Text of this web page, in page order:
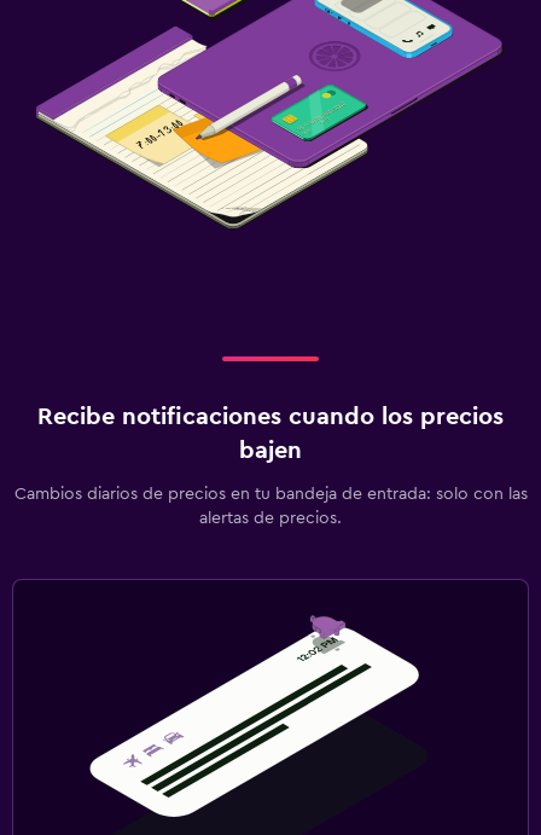
Recibe notificaciones cuando los precios
bajen
Cambios diarios de precios en tu bandeja de entrada: solo con las
alertas de precios.